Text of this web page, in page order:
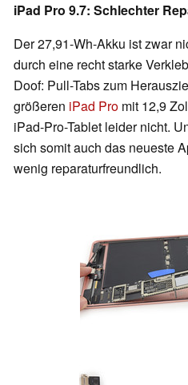
iPad Pro 9.7: Schlechter
Der 27,91-Wh-Akku ist zwar
durch eine recht starke
Doof: Pull-Tabs zum
größeren iPad Pro mit 12,9
iPad-Pro-Tablet leider nicht.
sich somit auch das neueste
wenig reparaturfreundlich.